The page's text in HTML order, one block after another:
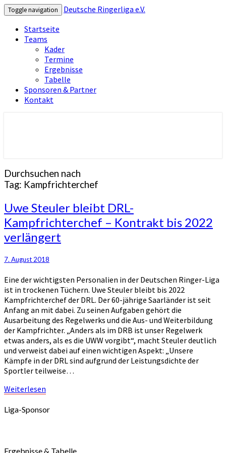
Toggle navigation
Deutsche Ringerliga e.V.
Startseite
Teams
Kader
Termine
Ergebnisse
Tabelle
Sponsoren & Partner
Kontakt
Durchsuchen nach
Tag: Kampfrichterchef
Uwe
Steuler
bleibt
DRL-
Kampfrichterchef
–
Kontrakt
bis
2022
verlängert
Uwe Steuler bleibt DRL-
Kampfrichterchef – Kontrakt bis 2022
verlängert
7. August 2018
Eine der wichtigsten Personalien in der Deutschen Ringer-Liga
ist in trockenen Tüchern. Uwe Steuler bleibt bis 2022
Kampfrichterchef der DRL. Der 60-jährige Saarländer ist seit
Anfang an mit dabei. Zu seinen Aufgaben gehört die
Ausarbeitung des Regelwerks und die Aus- und Weiterbildung
der Kampfrichter. „Anders als im DRB ist unser Regelwerk
etwas anders, als es die UWW vorgibt“, macht Steuler deutlich
und verweist dabei auf einen wichtigen Aspekt: „Unsere
Kämpfe in der DRL sind aufgrund der Leistungsdichte der
Sportler teilweise…
Weiterlesen
Liga-Sponsor
Ergebnisse & Tabelle